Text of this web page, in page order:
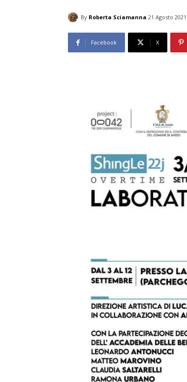
By Roberta Sciamanna 21 Agosto 2021
Facebook X